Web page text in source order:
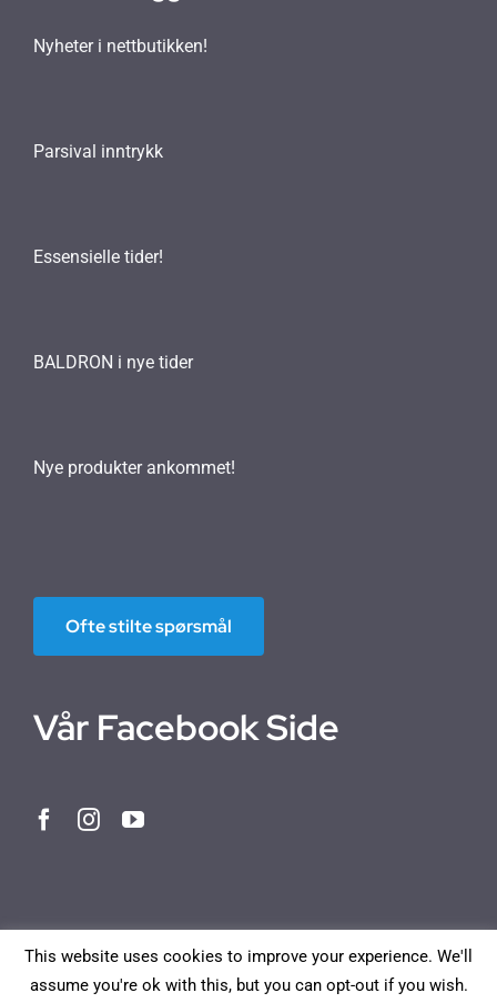
Nyheter i nettbutikken!
Parsival inntrykk
Essensielle tider!
BALDRON i nye tider
Nye produkter ankommet!
Ofte stilte spørsmål
Vår Facebook Side
This website uses cookies to improve your experience. We'll
assume you're ok with this, but you can opt-out if you wish.